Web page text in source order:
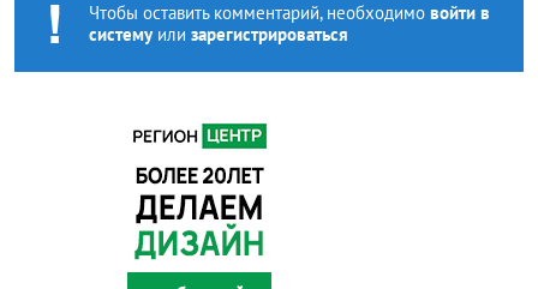
Чтобы оставить комментарий, необходимо войти в
системуили зарегистрироваться